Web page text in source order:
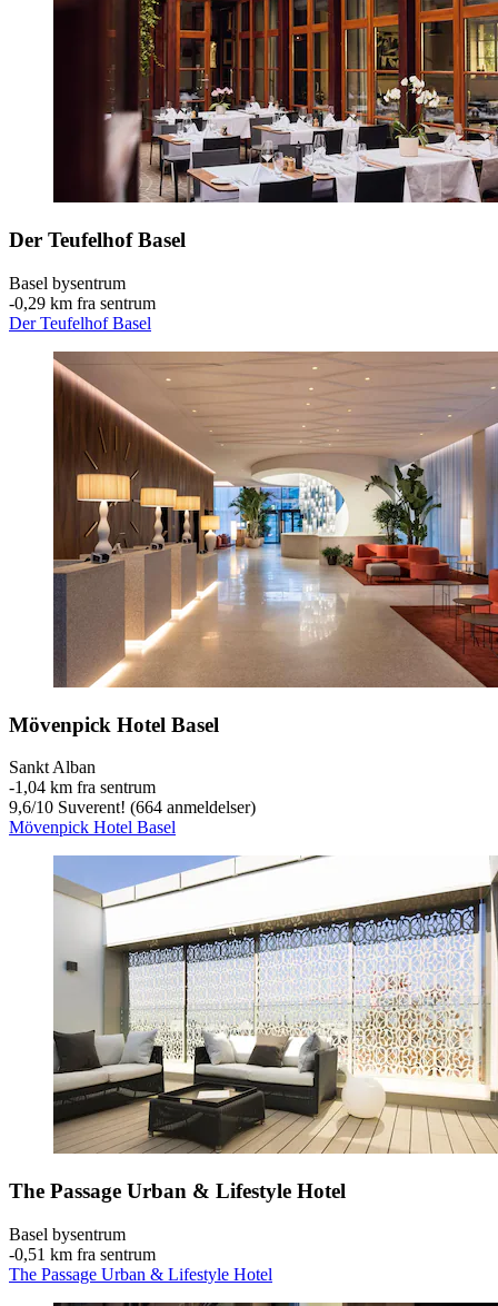
Der Teufelhof Basel
Basel bysentrum
‐0,29 km fra sentrum
Der Teufelhof Basel
Mövenpick Hotel Basel
Sankt Alban
‐1,04 km fra sentrum
9,6/10 Suverent! (664 anmeldelser)
Mövenpick Hotel Basel
The Passage Urban & Lifestyle Hotel
Basel bysentrum
‐0,51 km fra sentrum
The Passage Urban & Lifestyle Hotel